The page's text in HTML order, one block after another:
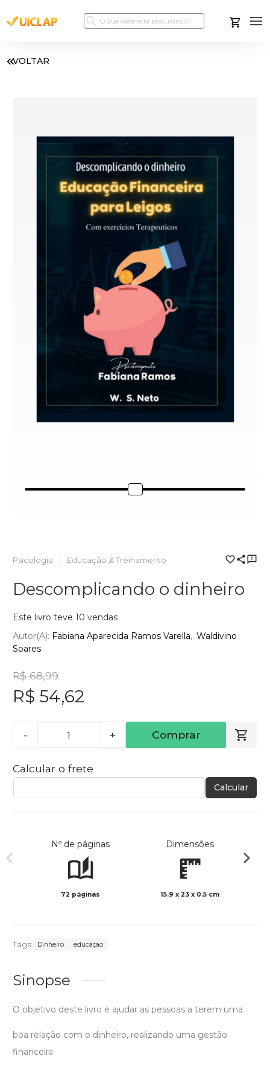
VOLTAR
Psicologia Educação & Treinamento
Descomplicando o dinheiro
Este livro teve 10 vendas
Autor(a): Fabiana Aparecida Ramos Varella
Waldivino
Soares
R$ 68,99
R$ 54,62
- + Comprar
Calcular o frete
Calcular
Nº de páginas
72 páginas
Dimensões
15.9 x 23 x 0.5 cm
Tags: Dinheiro educaçao
Sinopse
O objetivo deste livro é ajudar as pessoas a terem uma
boa relação com o dinheiro, realizando uma gestão
financeira